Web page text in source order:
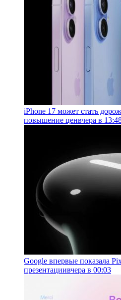
iPhone 17 может стать
повышение ценвчера в
Google впервые показала
презентациивчера в 00:03